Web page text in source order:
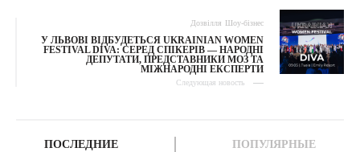
Дозвілля Шоу-бізнес
У ЛЬВОВІ ВІДБУДЕТЬСЯ UKRAINIAN WOMEN
FESTIVAL DIVA: СЕРЕД СПІКЕРІВ — НАРОДНІ
ДЕПУТАТИ, ПРЕДСТАВНИКИ МОЗ ТА
МІЖНАРОДНІ ЕКСПЕРТИ
Следующая новость
ПОСЛЕДНИЕ ПОПУЛЯРНЫЕ